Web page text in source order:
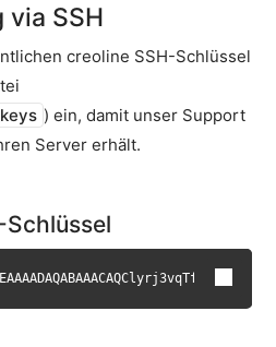
SSH
creoline SSH-Schlüssel
) ein, damit unser Support
Server erhält.